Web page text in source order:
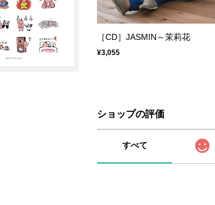
［CD］JASMIN～茉莉花
¥3,055
ショップの評価
すべて